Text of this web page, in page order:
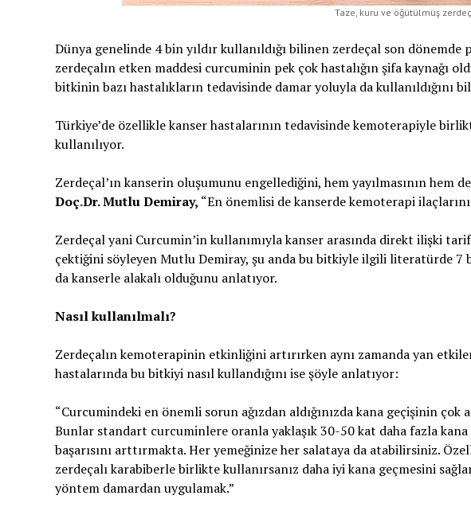
Taze, kuru ve öğütülmüş
Dünya genelinde 4 bin yıldır kullanıldığı bilinen zerdeçal son
zerdeçalın etken maddesi curcuminin pek çok hastalığın şifa kaynağı
bitkinin bazı hastalıkların tedavisinde damar yoluyla da kullanıldığını
Türkiye’de özellikle kanser hastalarının tedavisinde kemoterapiyle
kullanılıyor.
Zerdeçal’ın kanserin oluşumunu engellediğini, hem yayılmasının hem
Doç.Dr. Mutlu Demiray, “En önemlisi de kanserde kemoterapi
Zerdeçal yani Curcumin’in kullanımıyla kanser arasında direkt ilişki
çektiğini söyleyen Mutlu Demiray, şu anda bu bitkiyle ilgili literatürde 7
da kanserle alakalı olduğunu anlatıyor.
Nasıl kullanılmalı?
Zerdeçalın kemoterapinin etkinliğini artırırken aynı zamanda yan
hastalarında bu bitkiyi nasıl kullandığını ise şöyle anlatıyor:
“Curcumindeki en önemli sorun ağızdan aldığınızda kana geçişinin
Bunlar standart curcuminlere oranla yaklaşık 30-50 kat daha fazla
başarısını arttırmakta. Her yemeğinize her salataya da atabilirsiniz.
zerdeçalı karabiberle birlikte kullanırsanız daha iyi kana geçmesini
yöntem damardan uygulamak.”